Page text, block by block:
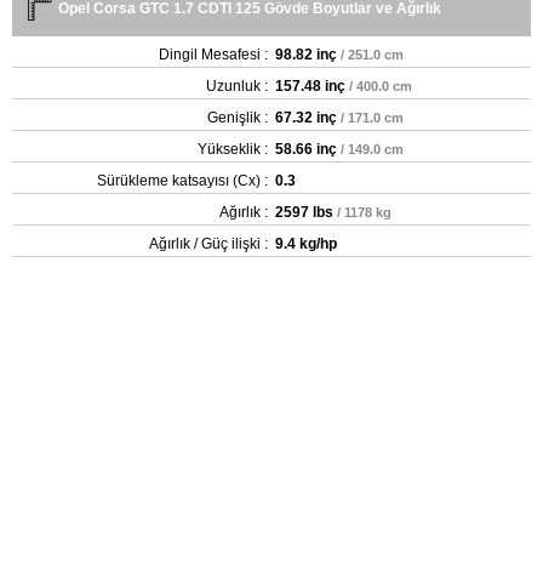
Opel Corsa GTC 1.7 CDTI 125 Gövde Boyutlar ve Ağırlık
Dingil Mesafesi : 98.82 inç / 251.0 cm
Uzunluk : 157.48 inç / 400.0 cm
Genişlik : 67.32 inç / 171.0 cm
Yükseklik : 58.66 inç / 149.0 cm
Sürükleme katsayısı (Cx) : 0.3
Ağırlık : 2597 lbs / 1178 kg
Ağırlık / Güç ilişki : 9.4 kg/hp